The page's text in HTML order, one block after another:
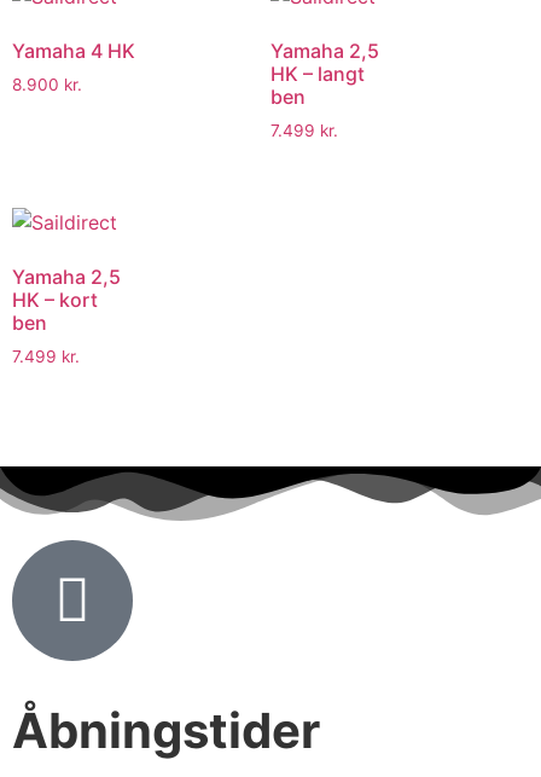
Yamaha 4 HK
8.900 kr.
Yamaha 2,5
HK – langt
ben
7.499 kr.
Yamaha 2,5
HK – kort
ben
7.499 kr.
Åbningstider